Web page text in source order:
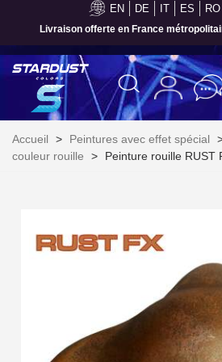
EN DE IT ES RO
Paiement en 4x sans frais
Inscription à la newsletter : 5€
Livraison sous 24 h en
Accueil > Peintures avec effet spécial
couleur rouille
> Peinture rouille RUST